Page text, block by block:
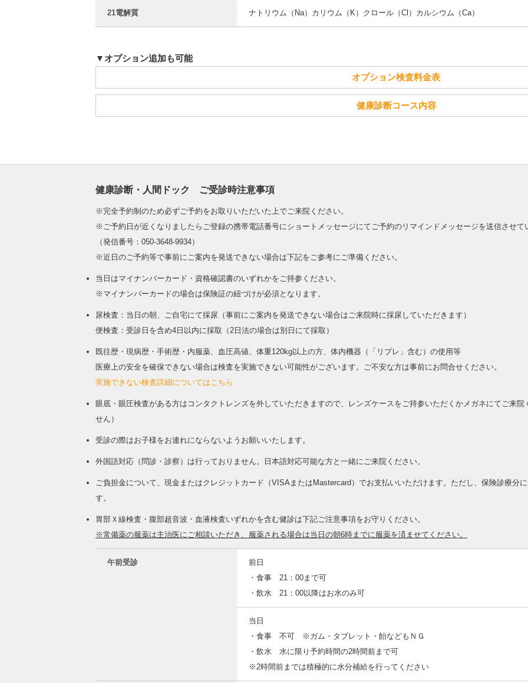
21電解質 ナトリウム（Na）カリウム（K）クロール（Cl）カルシウム（Ca）
▼オプション追加も可能
オプション検査料金表
健康診断コース内容
健康診断・人間ドック ご受診時注意事項
※完全予約制のため必ずご予約をお取りいただいた上でご来院ください。
※ご予約日が近くなりましたらご登録の携帯電話番号にショートメッセージにてご予約のリマインドメッセージを送信させて
（発信番号：050-3648-9934）
※近日のご予約等で事前にご案内を発送できない場合は下記をご参考にご準備ください。
当日はマイナンバーカード・資格確認書のいずれかをご持参ください。
※マイナンバーカードの場合は保険証の紐づけが必須となります。
尿検査：当日の朝、ご自宅にて採尿（事前にご案内を発送できない場合はご来院時に採尿していただきます）
便検査：受診日を含め4日以内に採取（2日法の場合は別日にて採取）
既往歴・現病歴・手術歴・内服薬、血圧高値、体重120kg以上の方、体内機器（「リブレ」含む）の使用等
医療上の安全を確保できない場合は検査を実施できない可能性がございます。ご不安な方は事前にお問合せください。
実施できない検査詳細についてはこちら
眼底・眼圧検査がある方はコンタクトレンズを外していただきますので、レンズケースをご持参いただくかメガネにてご来
せん）
受診の際はお子様をお連れにならないようお願いいたします。
外国語対応（問診・診察）は行っておりません。日本語対応可能な方と一緒にご来院ください。
ご負担金について、現金またはクレジットカード（VISAまたはMastercard）でお支払いいただけます。ただし、保険診療分
す。
胃部Ｘ線検査・腹部超音波・血液検査いずれかを含む健診は下記ご注意事項をお守りください。
※常備薬の服薬は主治医にご相談いただき、服薬される場合は当日の朝6時までに服薬を済ませてください。
午前受診
前日
・食事 21：00まで可
・飲水 21：00以降はお水のみ可
当日
・食事 不可 ※ガム・タブレット・飴などもＮＧ
・飲水 水に限り予約時間の2時間前まで可
※2時間前までは積極的に水分補給を行ってください